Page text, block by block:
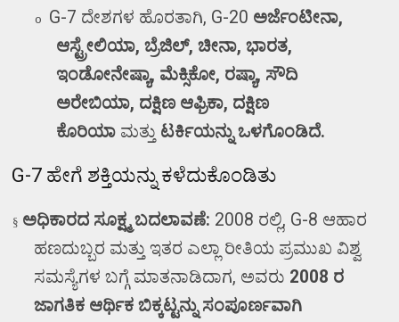
o G-7 ದೇಶಗಳ ಹೊರತಾಗಿ, G-20 ಅರ್ಜೆಂಟೀನಾ,
ಆಸ್ಟ್ರೇಲಿಯಾ,ಬ್ರೆಜಿಲ್,ಚೀನಾ,ಭಾರತ,
ಇಂಡೋನೇಷ್ಯಾ, ಮೆಕ್ಸಿಕೋ, ರಷ್ಯಾ, ಸೌದಿ
ಅರೇಬಿಯಾ, ದಕ್ಷಿಣ ಆಫ್ರಿಕಾ, ದಕ್ಷಿಣ
ಕೊರಿಯಾ ಮತ್ತು ಟರ್ಕಿಯನ್ನು ಒಳಗೊಂಡಿದೆ.
G-7 ಹೇಗೆ ಶಕ್ತಿಯನ್ನು ಕಳೆದುಕೊಂಡಿತು
§ ಅಧಿಕಾರದ ಸೂಕ್ಷ್ಮ ಬದಲಾವಣೆ: 2008 ರಲ್ಲಿ, G-8 ಆಹಾರ
ಹಣದುಬ್ಬರ ಮತ್ತು ಇತರ ಎಲ್ಲಾ ರೀತಿಯ ಪ್ರಮುಖ ವಿಶ್ವ
ಸಮಸ್ಯೆಗಳ ಬಗ್ಗೆ ಮಾತನಾಡಿದಾಗ, ಅವರು 2008 ರ
ಜಾಗತಿಕ ಆರ್ಥಿಕ ಬಿಕ್ಕಟ್ಟನ್ನು ಸಂಪೂರ್ಣವಾಗಿ